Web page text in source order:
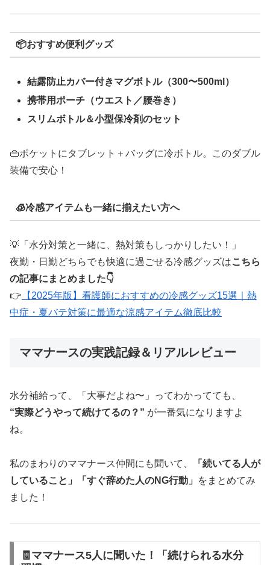
📦おすすめ便利グッズ
結露防止カバー付きマグボトル（300〜500ml）
携帯用ポーチ（ウエスト／腰巻き）
スリムボトル＆小型保冷剤のセット
👜ポケットにタブレット＋バッグに冷ボトル。このダブル
装備で安心！
🧊冷感アイテムも一緒に揃えたい方へ
💡「水分対策と一緒に、熱対策もしっかりしたい！」
夜勤・日勤どちらでも快適に過ごせる冷感グッズはこちら
の記事にまとめました👇
👉 【2025年版】看護師におすすめの冷感グッズ15選｜熱
中症・夏バテ対策に最適な涼感アイテム徹底比較
ママナースの実践記録＆リアルレビュー
水分補給って、「大事だよね〜」ってわかってても、
“実際どうやって続けてるの？” が一番気になりますよ
ね。
私のまわりのママナース仲間にも聞いて、
「続いてる人が
していること」「すぐ辞めた人のNG行動」
をまとめてみ
ました！
🧾ママナース5人に聞いた！「続けられる水分